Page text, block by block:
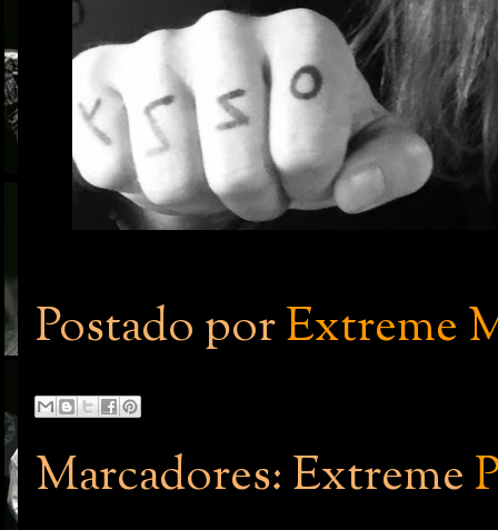
Postado porExtreme
Marcadores: Extreme